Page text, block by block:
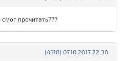
прочитать???
[4518] 07.10.2017 22:30